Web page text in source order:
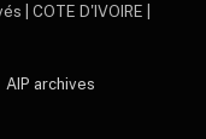
| COTE D'IVOIRE |
AIP archives